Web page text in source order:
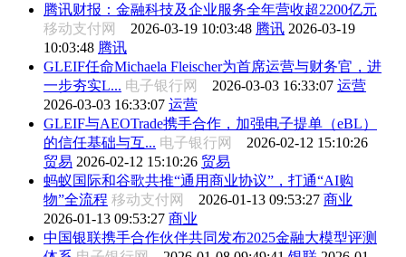
腾讯财报：金融科技及企业服务全年营收超2200亿元
移动支付网 2026-03-19 10:03:48 腾讯 2026-03-19
10:03:48 腾讯
GLEIF任命Michaela Fleischer为首席运营与财务官，进
一步夯实L... 电子银行网 2026-03-03 16:33:07 运营
2026-03-03 16:33:07 运营
GLEIF与AEOTrade携手合作，加强电子提单（eBL）
的信任基础与互... 电子银行网 2026-02-12 15:10:26
贸易 2026-02-12 15:10:26 贸易
蚂蚁国际和谷歌共推“通用商业协议”，打通“AI购
物”全流程 移动支付网 2026-01-13 09:53:27 商业
2026-01-13 09:53:27 商业
中国银联携手合作伙伴共同发布2025金融大模型评测